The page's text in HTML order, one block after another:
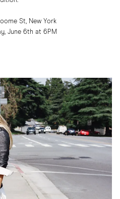
St, New York
June 6th at 6PM